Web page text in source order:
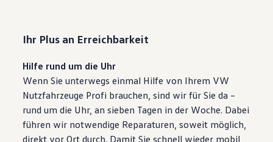
Ihr Plus an Erreichbarkeit
Hilfe rund um die Uhr
Wenn Sie unterwegs einmal Hilfe von Ihrem VW
Nutzfahrzeuge Profi brauchen, sind wir für Sie da –
rund um die Uhr, an sieben Tagen in der Woche. Dabei
führen wir notwendige Reparaturen, soweit möglich,
direkt vor Ort durch. Damit Sie schnell wieder mobil